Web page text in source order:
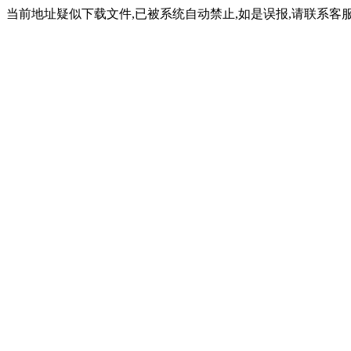
当前地址疑似下载文件,已被系统自动禁止,如是误报,请联系客